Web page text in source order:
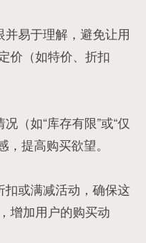
易于理解，避免让用
价（如特价、折扣
（如“库存有限”或“仅
提高购买欲望。
或满减活动，确保这
增加用户的购买动